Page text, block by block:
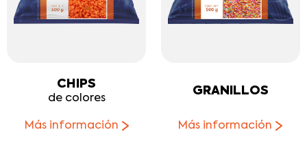
CHIPS
de colores
Más información
GRANILLOS
Más información